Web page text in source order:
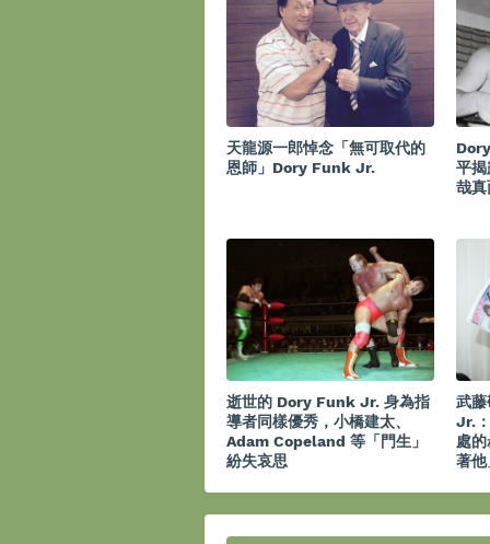
天龍源一郎悼念「無可取代的
恩師」Dory Funk Jr.
平揭
哉真
逝世的 Dory Funk Jr. 身為指
導者同樣優秀，小橋建太、
Adam Copeland 等「門生」
紛失哀思
武
Jr.
處
著他